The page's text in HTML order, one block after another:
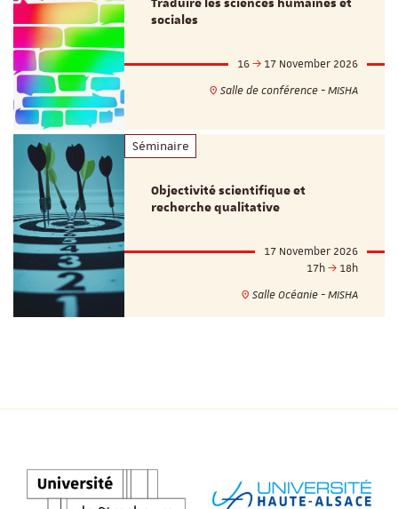
Traduire les sciences humaines et
sociales
16
17 November 2026
Salle de conférence - MISHA
Séminaire
Objectivité scientifique et
recherche qualitative
17 November 2026
17h
18h
Salle Océanie - MISHA